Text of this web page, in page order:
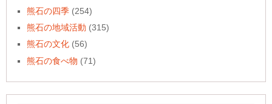
熊石の四季 (254)
熊石の地域活動 (315)
熊石の文化 (56)
熊石の食べ物 (71)